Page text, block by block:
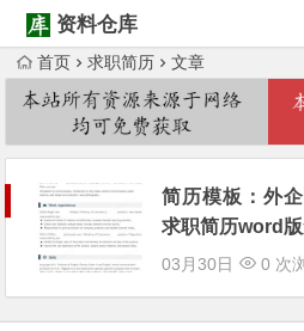
资料仓库
首页 求职简历
文章
Warning: Trying to access array
简历模板：外
求职简历word
03月30日 0 次